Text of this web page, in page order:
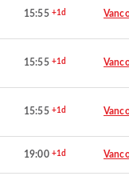
15:55 +1d
15:55 +1d
15:55 +1d
19:00 +1d